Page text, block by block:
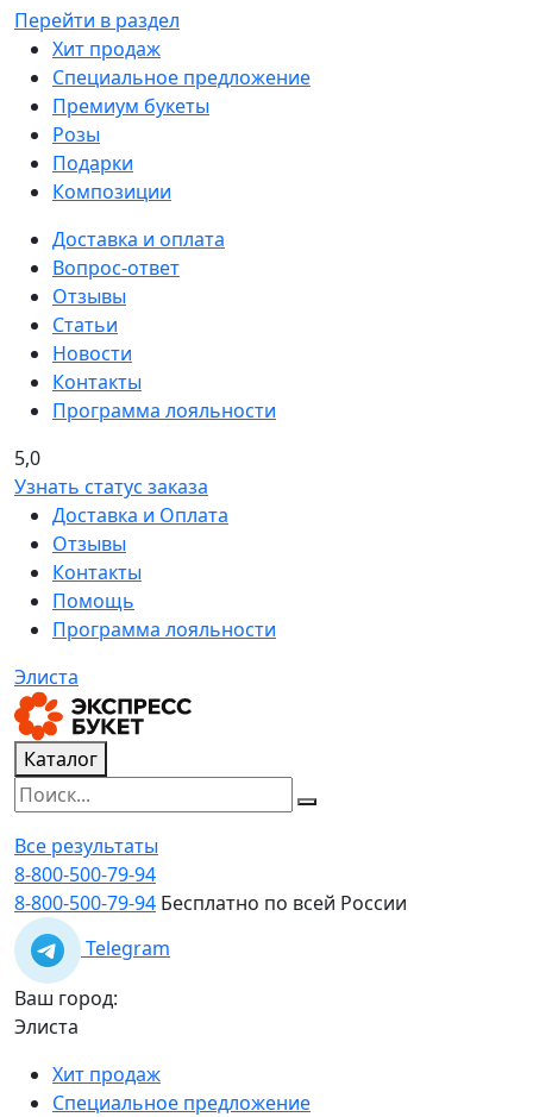
Перейти в раздел
Хит продаж
Специальное предложение
Премиум букеты
Розы
Подарки
Композиции
Доставка и оплата
Вопрос-ответ
Отзывы
Статьи
Новости
Контакты
Программа лояльности
5,0
Узнать статус заказа
Доставка и Оплата
Отзывы
Контакты
Помощь
Программа лояльности
Элиста
Каталог
Все результаты
8-800-500-79-94
8-800-500-79-94 Бесплатно по всей России
Telegram
Ваш город:
Элиста
Хит продаж
Специальное предложение